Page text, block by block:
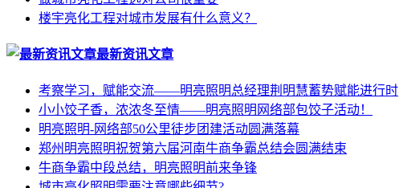
楼宇亮化工程对城市发展有什么意义？
最新资讯文章
考察学习，赋能交流——明亮照明总经理荆明慧蓄势赋能进行时
小小饺子香，浓浓冬至情——明亮照明网络部包饺子活动！
明亮照明-网络部50公里徒步团建活动圆满落幕
郑州明亮照明祝贺第六届河南牛商争霸总结会圆满结束
牛商争霸中段总结，明亮照明前来争锋